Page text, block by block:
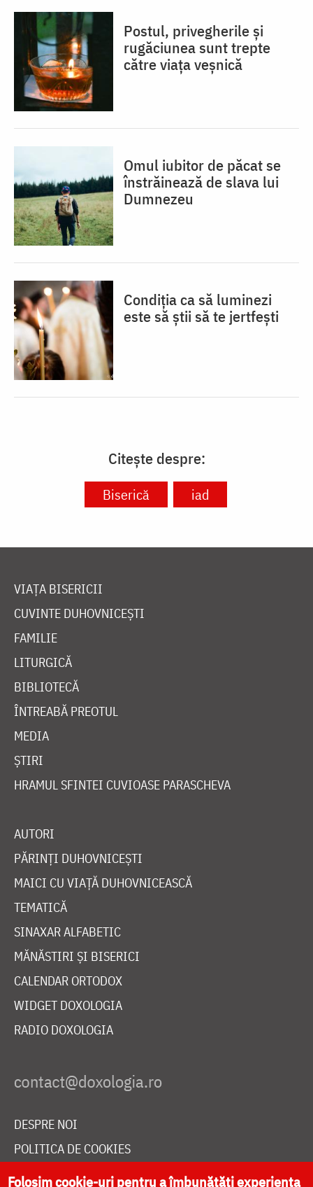
Postul, privegherile și
rugăciunea sunt trepte
către viața veșnică
Omul iubitor de păcat se
înstrăinează de slava lui
Dumnezeu
Condiția ca să luminezi
este să știi să te jertfești
Citește despre:
Biserică iad
VIAȚA BISERICII
CUVINTE DUHOVNICEȘTI
FAMILIE
LITURGICĂ
BIBLIOTECĂ
ÎNTREABĂ PREOTUL
MEDIA
ȘTIRI
HRAMUL SFINTEI CUVIOASE PARASCHEVA
AUTORI
PĂRINȚI DUHOVNICEȘTI
MAICI CU VIAȚĂ DUHOVNICEASCĂ
TEMATICĂ
SINAXAR ALFABETIC
MĂNĂSTIRI ȘI BISERICI
CALENDAR ORTODOX
WIDGET DOXOLOGIA
RADIO DOXOLOGIA
DESPRE NOI
POLITICA DE COOKIES
DONEAZĂ ONLINE PENTRU CATEDRALA NAȚIONALĂ
Folosim cookie-uri pentru a îmbunătăți experiența